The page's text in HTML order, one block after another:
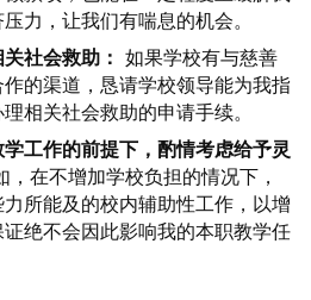
力，让我们有喘息的机会。
社会救助： 如果学校有与慈善
的渠道，恳请学校领导能为我指
相关社会救助的申请手续。
工作的前提下，酌情考虑给予灵
，在不增加学校负担的情况下，
所能及的校内辅助性工作，以增
绝不会因此影响我的本职教学任